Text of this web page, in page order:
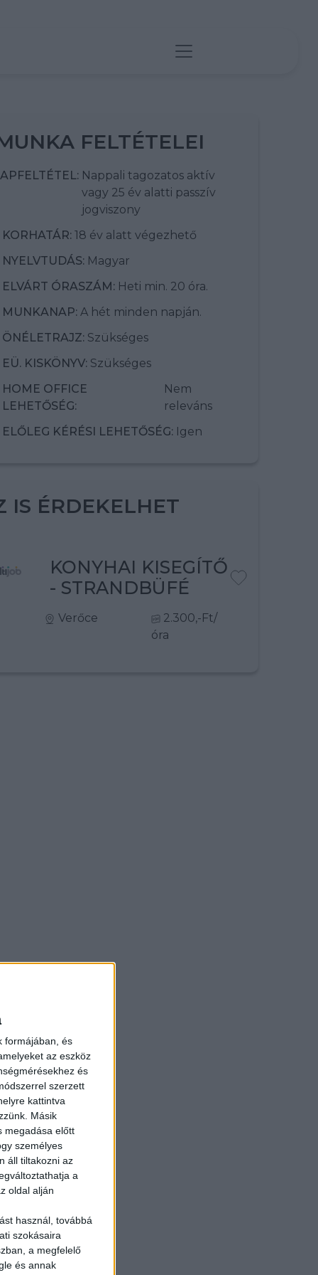
formájában, és
az eszköz
és
szerzett
kattintva
Másik
megadása előtt
személyes
áll tiltakozni az
a
oldal alján
használ, továbbá
szokásaira
a megfelelő
és annak
FELTÉTELEI
Nappali tagozatos aktív
vagy 25 év alatti passzív
jogviszony
KORHATÁR: 18 év alatt végezhető
NYELVTUDÁS: Magyar
ELVÁRT ÓRASZÁM: Heti min. 20 óra.
MUNKANAP: A hét minden napján.
ÖNÉLETRAJZ: Szükséges
EÜ. KISKÖNYV: Szükséges
HOME OFFICE
LEHETŐSÉG:
Nem
releváns
ELŐLEG KÉRÉSI LEHETŐSÉG: Igen
IS ÉRDEKELHET
KONYHAI KISEGÍTŐ
- STRANDBÜFÉ
Verőce
2.300,-Ft/
óra